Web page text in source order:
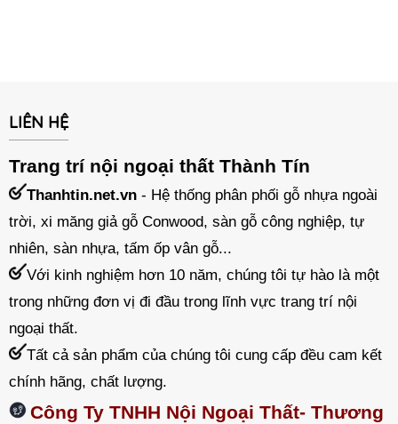
LIÊN HỆ
Trang trí nội ngoại thất Thành Tín
Thanhtin.net.vn - Hệ thống phân phối gỗ nhựa ngoài
trời, xi măng giả gỗ Conwood, sàn gỗ công nghiệp, tự
nhiên, sàn nhựa, tấm ốp vân gỗ...
Với kinh nghiệm hơn 10 năm, chúng tôi tự hào là một
trong những đơn vị đi đầu trong lĩnh vực trang trí nội
ngoại thất.
Tất cả sản phẩm của chúng tôi cung cấp đều cam kết
chính hãng, chất lượng.
Công Ty TNHH Nội Ngoại Thất- Thương